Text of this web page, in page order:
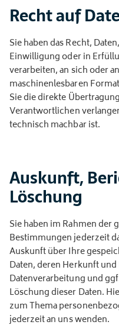
Recht auf
Sie haben das Recht,
Einwilligung oder in
verarbeiten, an sich oder
maschinenlesbaren
Sie die direkte
Verantwortlichen
technisch machbar ist.
Auskunft,
Löschung
Sie haben im Rahmen der
Bestimmungen jederzeit
Auskunft über Ihre
Daten, deren Herkunft
Datenverarbeitung und
Löschung dieser Daten.
zum Thema
jederzeit an uns wenden.